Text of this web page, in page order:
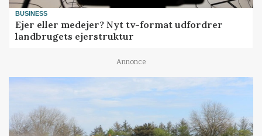
BUSINESS
Ejer eller medejer? Nyt tv-format udfordrer
landbrugets ejerstruktur
Annonce